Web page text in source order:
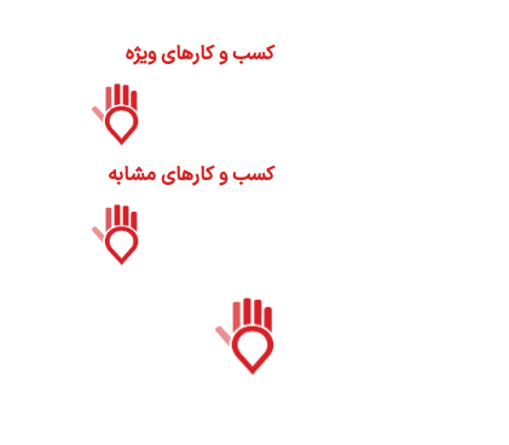
کسب و کارهای ویژه
کسب و کارهای مشابه